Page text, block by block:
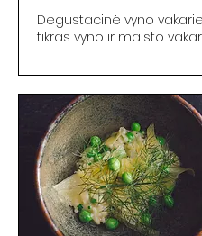
Degustacinė vyno
tikras vyno ir maisto